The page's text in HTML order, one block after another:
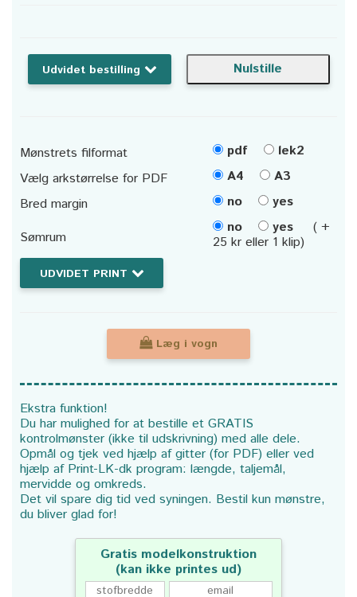
Udvidet bestilling
Mønstrets filformat pdf
lek2
Vælg arkstørrelse for PDF
A4
A3
Bred margin
no
yes
Sømrum
no yes
( +
25 kr eller 1 klip)
UDVIDET PRINT
Læg i vogn
Ekstra funktion!
Du har mulighed for at bestille et GRATIS
kontrolmønster (ikke til udskrivning) med alle dele.
Opmål og tjek ved hjælp af gitter (for PDF) eller ved
hjælp af Print-LK-dk program: længde, taljemål,
mervidde og omkreds.
Det vil spare dig tid ved syningen. Bestil kun mønstre,
du bliver glad for!
Gratis modelkonstruktion
(kan ikke printes ud)